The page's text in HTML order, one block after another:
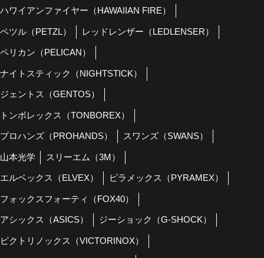
ハワイアンファイヤー（HAWAIIAN FIRE）
ペツル（PETZL） レッドレンザー（LEDLENSER）
ペリカン（PELICAN）
ナイトスティック（NIGHTSTICK）
ジェントス（GENTOS）
トンボレックス（TONBOREX）
プロハンズ（PROHANDS） スワンズ（SWANS）
山本光学 スリーエム（3M）
エルベックス（ELVEX） ピラメックス（PYRAMEX）
フォックスフォーティ（FOX40）
アシックス（ASICS） ジーショック（G-SHOCK）
ビクトリノックス（VICTORINOX）